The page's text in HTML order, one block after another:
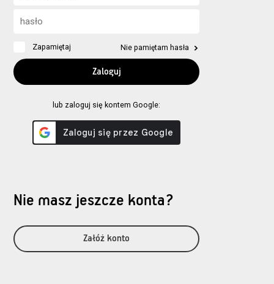
Zapamiętaj Nie pamiętam hasła
lub zaloguj się kontem Google:
Nie masz jeszcze konta?
Załóż konto